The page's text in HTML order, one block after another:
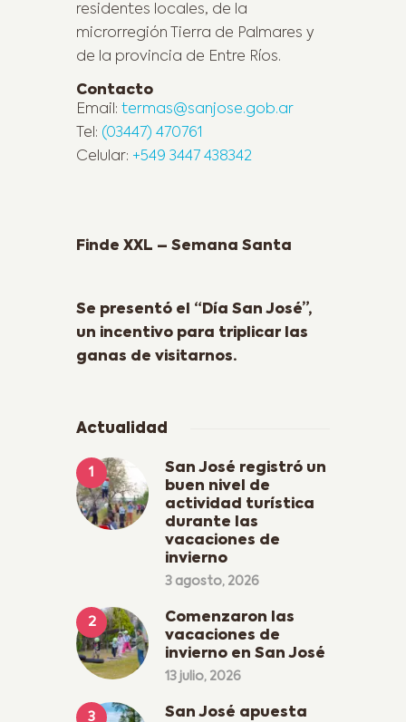
residentes locales, de la
microrregión Tierra de Palmares y
de la provincia de Entre Ríos.
Contacto
Email: termas@sanjose.gob.ar
Tel: (03447) 470761
Celular: +549 3447 438342
Finde XXL – Semana Santa
Se presentó el “Día San José”,
un incentivo para triplicar las
ganas de visitarnos.
Actualidad
San José registró un
buen nivel de
actividad turística
durante las
vacaciones de
invierno
3 agosto, 2026
Comenzaron las
vacaciones de
invierno en San José
13 julio, 2026
San José apuesta